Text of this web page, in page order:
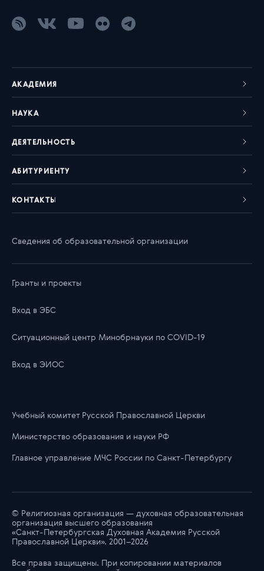
АКАДЕМИЯ
НАУКА
ДЕЯТЕЛЬНОСТЬ
АБИТУРИЕНТУ
КОНТАКТЫ
Сведения об образовательной организации
Гранты и проекты
Вход в ЭБС
Ситуационный центр Минобрнауки по COVID-19
Вход в ЭИОС
Учебный комитет Русской Православной Церкви
Министерство образования и науки РФ
Главноe управлениe МЧС России по Санкт-Петербургу
© Религиозная организация — духовная образовательная
организация высшего образования
«Санкт-Петербургская Духовная Академия Русской
Православной Церкви». 2001–2026
Все права защищены. При копировании материалов